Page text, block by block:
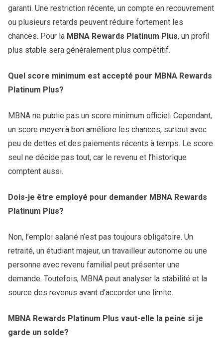
garanti. Une restriction récente, un compte en recouvrement
ou plusieurs retards peuvent réduire fortement les
chances. Pour la MBNA Rewards Platinum Plus, un profil
plus stable sera généralement plus compétitif.
Quel score minimum est accepté pour MBNA Rewards
Platinum Plus?
MBNA ne publie pas un score minimum officiel. Cependant,
un score moyen à bon améliore les chances, surtout avec
peu de dettes et des paiements récents à temps. Le score
seul ne décide pas tout, car le revenu et l’historique
comptent aussi.
Dois-je être employé pour demander MBNA Rewards
Platinum Plus?
Non, l’emploi salarié n’est pas toujours obligatoire. Un
retraité, un étudiant majeur, un travailleur autonome ou une
personne avec revenu familial peut présenter une
demande. Toutefois, MBNA peut analyser la stabilité et la
source des revenus avant d’accorder une limite.
MBNA Rewards Platinum Plus vaut-elle la peine si je
garde un solde?